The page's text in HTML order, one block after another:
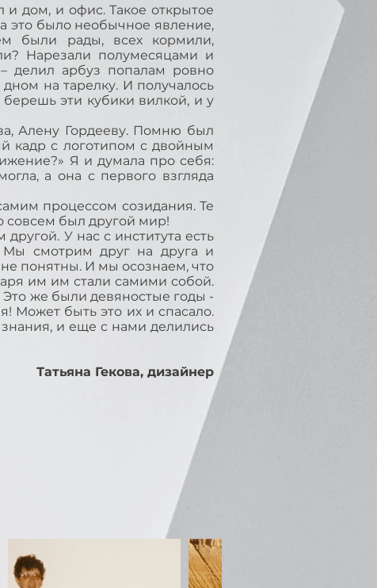
и дом, и офис. Такое открытое
это было необычное явление,
были рады, всех кормили,
Нарезали полумесяцами и
делил арбуз попалам ровно
на тарелку. И получалось
берешь эти кубики вилкой, и у
Алену Гордееву. Помню был
кадр с логотипом с двойным
Я и думала про себя:
а она с первого взгляда
процессом созидания. Те
совсем был другой мир!
У нас с института есть
Мы смотрим друг на друга и
понятны. И мы осознаем, что
им им стали самими собой.
же были девяностые годы -
Может быть это их и спасало.
и еще с нами делились
Татьяна Гекова, дизайнер